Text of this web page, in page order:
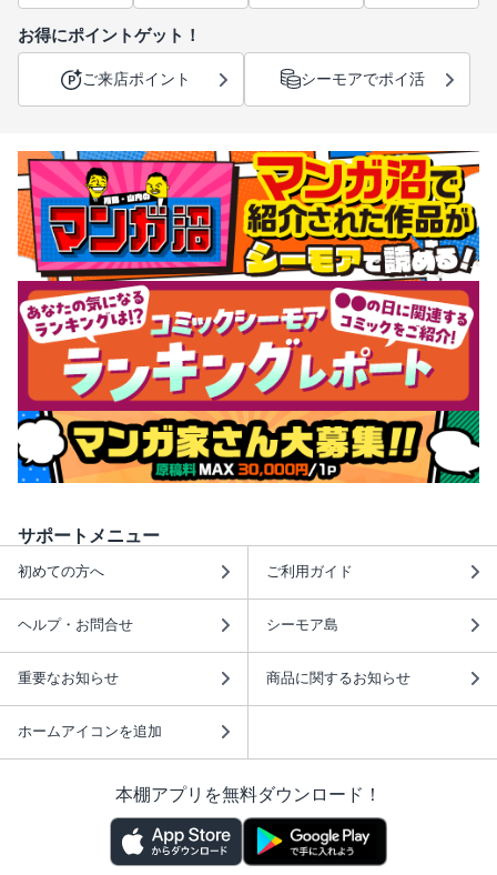
お得にポイントゲット！
ご来店ポイント シーモアでポイ活
サポートメニュー
初めての方へ ご利用ガイド
ヘルプ・お問合せ シーモア島
重要なお知らせ 商品に関するお知らせ
ホームアイコンを追加
本棚アプリを無料ダウンロード！